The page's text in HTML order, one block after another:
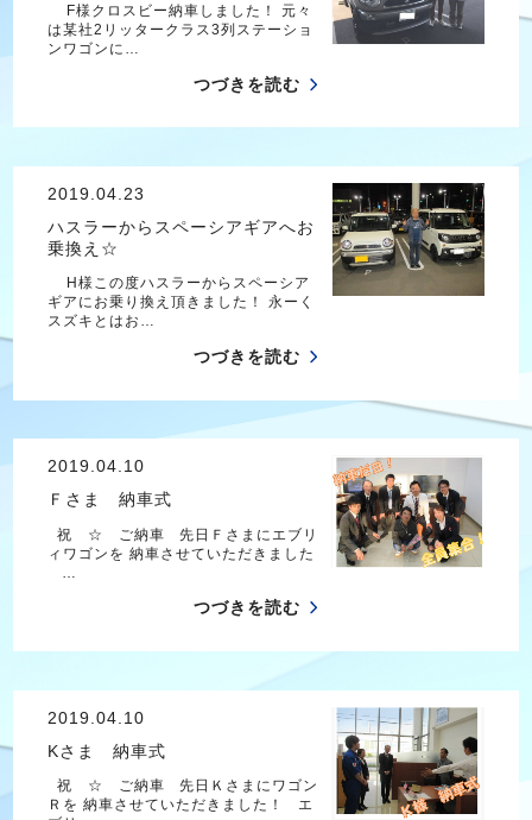
F様クロスビー納車しました！ 元々
は某社2リッタークラス3列ステーショ
ンワゴンに…
つづきを読む
2019.04.23
ハスラーからスペーシアギアへお
乗換え☆
H様この度ハスラーからスペーシア
ギアにお乗り換え頂きました！ 永ーく
スズキとはお…
つづきを読む
2019.04.10
Ｆさま 納車式
祝 ☆ ご納車 先日Ｆさまにエブリ
ィワゴンを 納車させていただきました
…
つづきを読む
2019.04.10
Kさま 納車式
祝 ☆ ご納車 先日Ｋさまにワゴン
Ｒを 納車させていただきました！ エ